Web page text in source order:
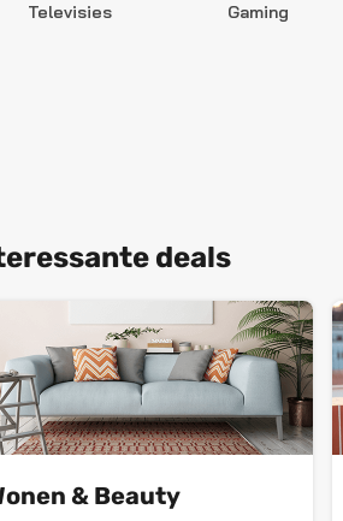
Televisies Gaming
deals
& Beauty